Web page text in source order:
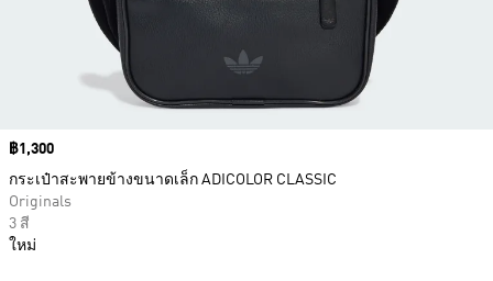
Price
฿1,300
กระเป๋าสะพายข้างขนาดเล็ก ADICOLOR CLASSIC
Originals
3 สี
ใหม่